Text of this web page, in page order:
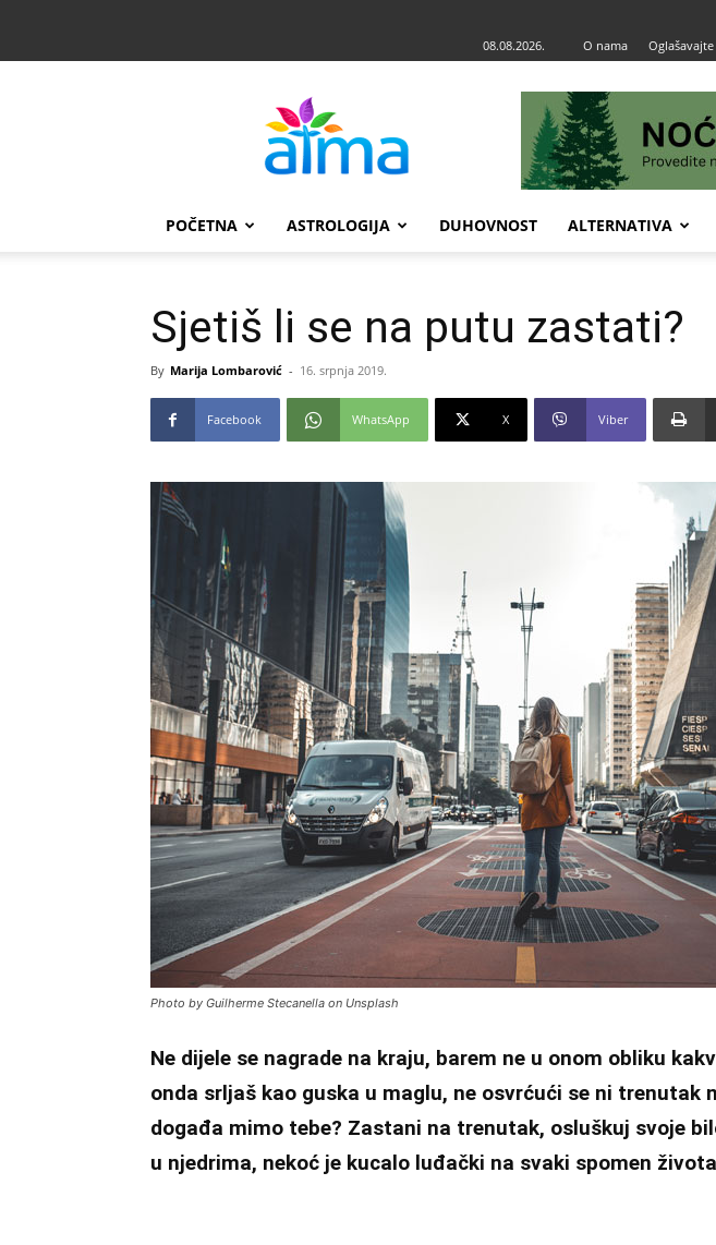
08.08.2026. O nama Oglašavajte
POČETNA ASTROLOGIJA DUHOVNOST ALTERNATIVA
Sjetiš li se na putu zastati?
By Marija Lombarović - 16. srpnja 2019.
Facebook WhatsApp X Viber
Photo by Guilherme Stecanella on Unsplash
Ne dijele se nagrade na kraju, barem ne u onom obliku
onda srljaš kao guska u maglu, ne osvrćući se ni trenutak
događa mimo tebe? Zastani na trenutak, osluškuj svoje
u njedrima, nekoć je kucalo luđački na svaki spomen